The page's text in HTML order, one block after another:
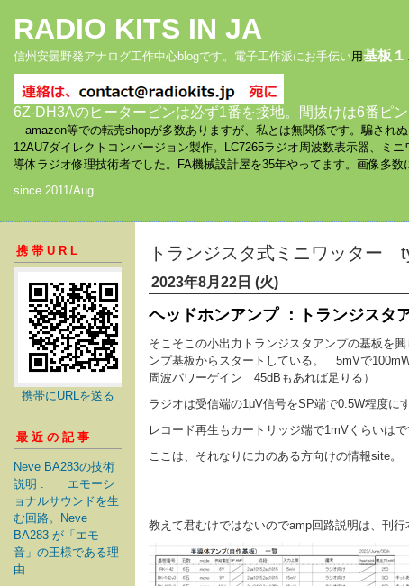
RADIO KITS IN JA
信州安曇野発アナログ工作中心blogです。電子工作派にお手伝い用基板１
6Z-DH3Aのヒーターピンは必ず1番を接地。間抜けは6番ピ
amazon等での転売shopが多数ありますが、私とは無関係です。騙され
12AU7ダイレクトコンバージョン製作。LC7265ラジオ周波数表示器、ミ
導体ラジオ修理技術者でした。FA機械設計屋を35年やってます。画像多
since 2011/Aug
携帯URL
携帯にURLを送る
最近の記事
Neve BA283の技術
説明 : エモーシ
ョナルサウンドを生
む回路。Neve
BA283 が「エモ
音」の王様である理
由
トランジスタ式ミニワッター
2023年8月22日 (火)
ヘッドホンアンプ ：トランジ
そこそこの小出力トランジスタアンプの基板を
ンプ基板からスタートしている。 5mVで
周波パワーゲイン 45dBもあれば足りる）
ラジオは受信端の1μV信号をSP端で0.5W程度に
レコード再生もカートリッジ端で1mVくらいは
ここは、それなりに力のある方向けの情報site。
教えて君むけではないのでamp回路説明は、刊